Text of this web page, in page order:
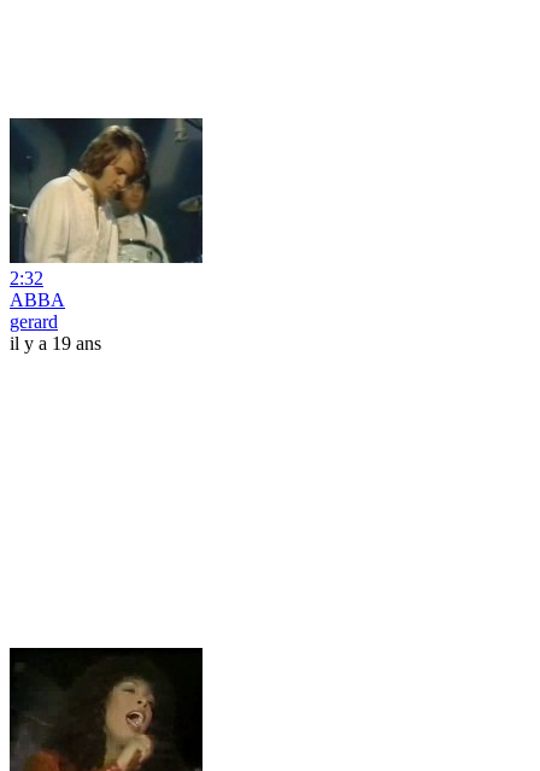
2:32
ABBA
gerard
il y a 19 ans